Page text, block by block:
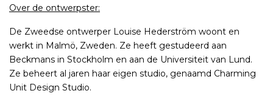
Over de ontwerpster:
De Zweedse ontwerper Louise Hederström woont en
werkt in Malmö, Zweden. Ze heeft gestudeerd aan
Beckmans in Stockholm en aan de Universiteit van Lund.
Ze beheert al jaren haar eigen studio, genaamd Charming
Unit Design Studio.